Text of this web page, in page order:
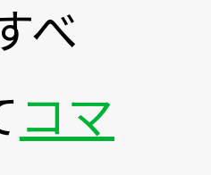
べ
コマ